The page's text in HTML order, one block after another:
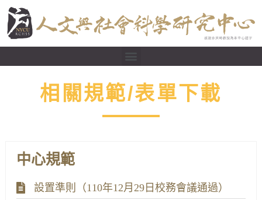
相關規範/表單下載
中心規範
設置準則（110年12月29日校務會議通過）